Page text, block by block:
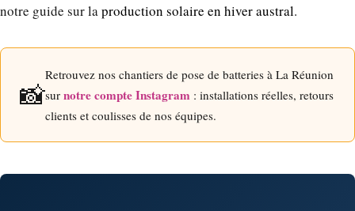
notre guide sur la production solaire en hiver austral.
📸
Retrouvez nos chantiers de pose de batteries à La Réunion
sur notre compte Instagram : installations réelles, retours
clients et coulisses de nos équipes.